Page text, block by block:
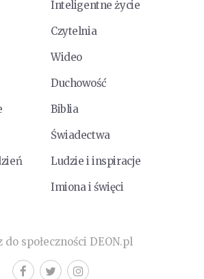
Inteligentne życie
Czytelnia
Wideo
Duchowość
Biblia
Świadectwa
Ludzie i inspiracje
Imiona i święci
do społeczności DEON.pl